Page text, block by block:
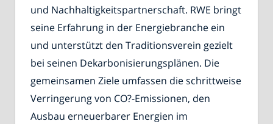
und Nachhaltigkeitspartnerschaft. RWE bringt
seine Erfahrung in der Energiebranche ein
und unterstützt den Traditionsverein gezielt
bei seinen Dekarbonisierungsplänen. Die
gemeinsamen Ziele umfassen die schrittweise
Verringerung von CO?-Emissionen, den
Ausbau erneuerbarer Energien im